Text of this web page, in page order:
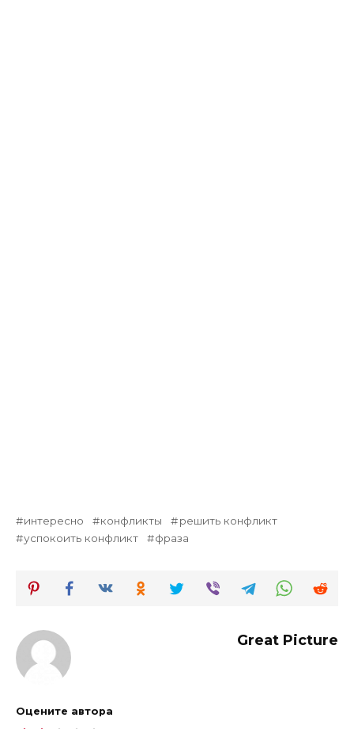
интересно конфликты
решить конфликт
успокоить конфликт
фраза
Great Picture
Оцените автора